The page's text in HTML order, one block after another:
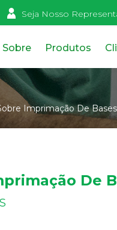
Seja Nosso
Sobre Produtos
Imprimação De
De